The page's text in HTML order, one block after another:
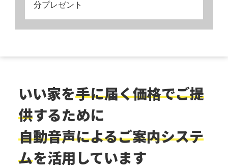
分プレゼント
いい家を手に届く価格でご提
供するために
自動音声によるご案内システ
ムを活用しています